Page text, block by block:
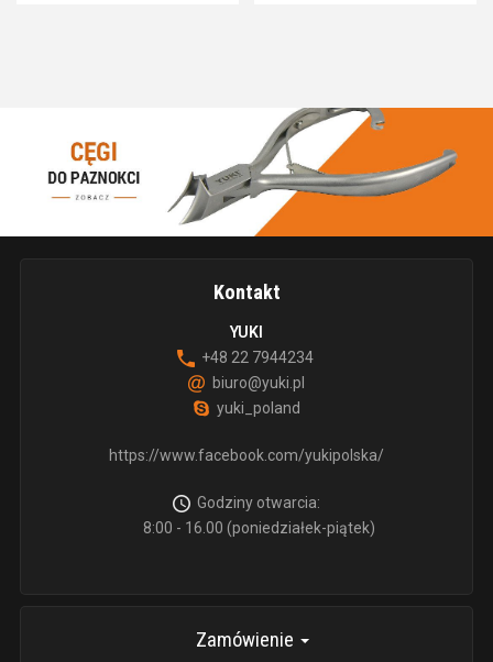
Kontakt
YUKI
+48 22 7944234
biuro@yuki.pl
yuki_poland
https://www.facebook.com/yukipolska/
Godziny otwarcia:
8:00 - 16.00 (poniedziałek-piątek)
Zamówienie